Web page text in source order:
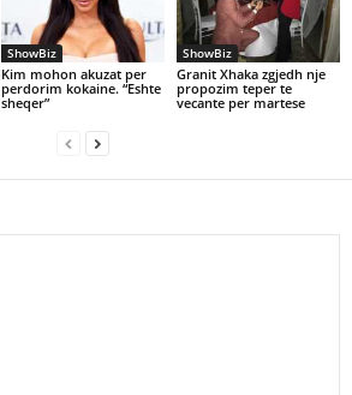
ShowBiz
Kim mohon akuzat per
perdorim kokaine. “Eshte
sheqer”
ShowBiz
Granit Xhaka zgjedh nje
propozim teper te
vecante per martese